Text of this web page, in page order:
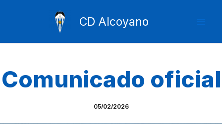
CD Alcoyano
Comunicado oficial
05/02/2026